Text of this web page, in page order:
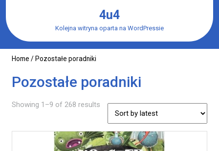
content
4u4
Kolejna witryna oparta na WordPressie
Home / Pozostałe poradniki
Pozostałe poradniki
Showing 1–9 of 268 results